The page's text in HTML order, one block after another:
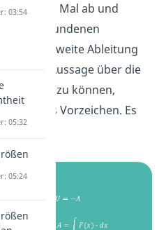
weiteres Mal ab und
gefundenen
in die zweite Ableitung
nun eine Aussage über die
machen zu können,
wir das Vorzeichen. Es
03:54
05:32
05:24